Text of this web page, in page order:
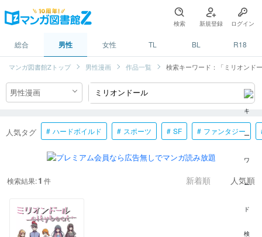
検索 新規登録 ログイン
総合 男性 女性 TL BL R18
マンガ図書館Zトップ 男性漫画 作品一覧 検索キーワード：「ミリオンド
人気タグ ハードボイルド スポーツ SF ファンタジー
検索結果:1 件 新着順 人気順